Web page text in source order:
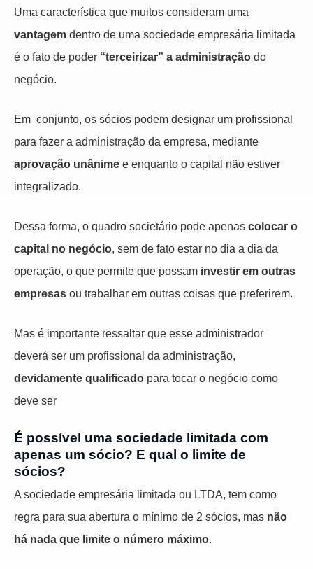
Uma característica que muitos consideram uma
vantagem dentro de uma sociedade empresária limitada
é o fato de poder “terceirizar” a administração do
negócio.
Em conjunto, os sócios podem designar um profissional
para fazer a administração da empresa, mediante
aprovação unânime e enquanto o capital não estiver
integralizado.
Dessa forma, o quadro societário pode apenas colocar o
capital no negócio, sem de fato estar no dia a dia da
operação, o que permite que possam investir em outras
empresas ou trabalhar em outras coisas que preferirem.
Mas é importante ressaltar que esse administrador
deverá ser um profissional da administração,
devidamente qualificado para tocar o negócio como
deve ser
É possível uma sociedade limitada com
apenas um sócio? E qual o limite de
sócios?
A sociedade empresária limitada ou LTDA, tem como
regra para sua abertura o mínimo de 2 sócios, mas não
há nada que limite o número máximo.